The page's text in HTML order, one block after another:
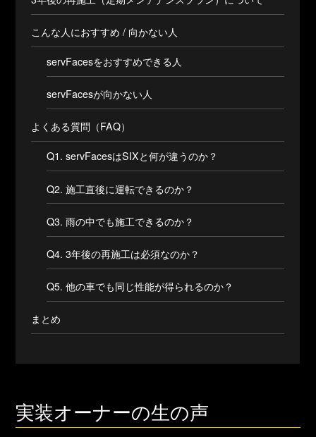
こんな人におすすめ / 向かない人
servFacesをおすすめできる人
servFacesが向かない人
よくある質問（FAQ）
Q1. servFacesはSIXと何が違うのか？
Q2. 施工直後に運転できるのか？
Q3. 雨の中でも施工できるのか？
Q4. 3年後の再施工は必須なのか？
Q5. 他の車でも同じ性能が得られるのか？
まとめ
実装オーナーの生の声